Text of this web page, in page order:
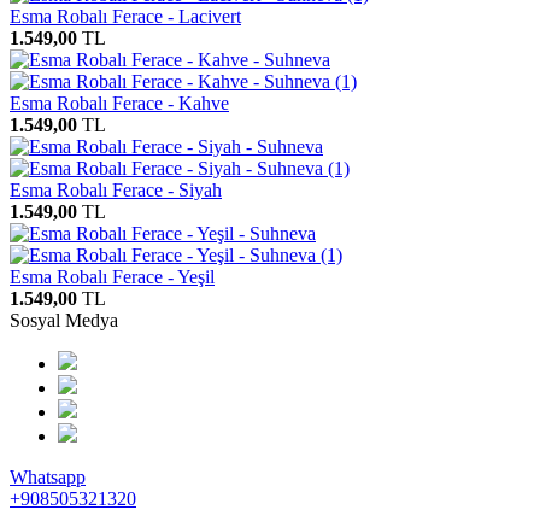
Esma Robalı Ferace - Lacivert
1.549,00 TL
Esma Robalı Ferace - Kahve
1.549,00 TL
Esma Robalı Ferace - Siyah
1.549,00 TL
Esma Robalı Ferace - Yeşil
1.549,00 TL
Sosyal Medya
Whatsapp
+908505321320